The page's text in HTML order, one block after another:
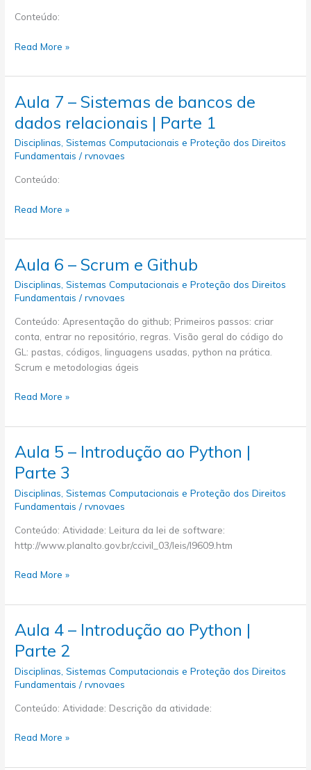
Conteúdo:
Aula
–
de
bancos
de
dados
|
2
Read More »
Aula 7 – Sistemas de bancos de
dados relacionais | Parte 1
Disciplinas,Sistemas Computacionais e Proteção dos Direitos
Fundamentais /rvnovaes
Conteúdo:
Aula
–
de
bancos
de
dados
Parte
Read More »
Aula 6 – Scrum e Github
Disciplinas ,Sistemas Computacionais e Proteção dos Direitos
Fundamentais /rvnovaes
Conteúdo: Apresentação do github; Primeiros passos: criar
conta, entrar no repositório, regras. Visão geral do código do
GL: pastas, códigos, linguagens usadas, python na prática.
Scrum e metodologias ágeis
Aula
–
e
Github
Read More »
Aula 5 – Introdução ao Python |
Parte 3
Disciplinas ,Sistemas Computacionais e Proteção dos Direitos
Fundamentais /rvnovaes
Conteúdo: Atividade: Leitura da lei de software:
http://www.planalto.gov.br/ccivil_03/leis/l9609.htm
Aula
–
ao
Python
|
Parte
Read More »
Aula 4 – Introdução ao Python |
Parte 2
Disciplinas ,Sistemas Computacionais e Proteção dos Direitos
Fundamentais /rvnovaes
Conteúdo: Atividade: Descrição da atividade:
Aula
–
Read More »